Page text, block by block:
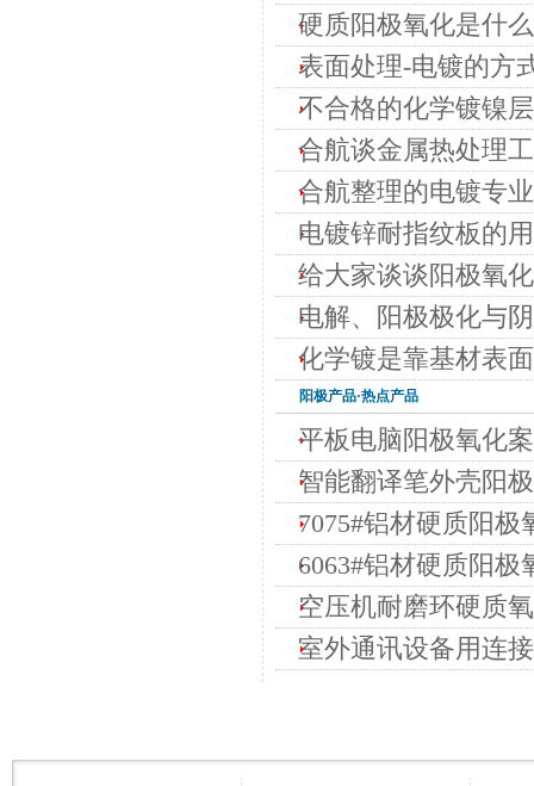
硬质阳极氧化是什
表面处理-电镀的方
不合格的化学镀镍
合航谈金属热处理
合航整理的电镀专
电镀锌耐指纹板的
给大家谈谈阳极氧
电解、阳极极化与
化学镀是靠基材表
阳极产品·热点产品
平板电脑阳极氧化
智能翻译笔外壳阳
7075#铝材硬质阳极
6063#铝材硬质阳极
空压机耐磨环硬质
室外通讯设备用连